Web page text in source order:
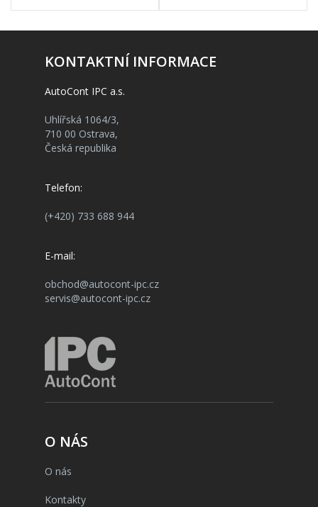
KONTAKTNÍ INFORMACE
AutoCont IPC a.s.
Uhlířská 1064/3,
710 00 Ostrava,
Česká republika
Telefon:
(+420) 733 688 944
E-mail:
obchod@autocont-ipc.cz
servis@autocont-ipc.cz
O NÁS
O nás
Kontakty